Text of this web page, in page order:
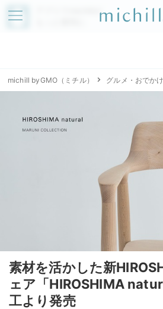
アプリでmichillが
michill byGMO（ミチル） グルメ・おでかけ
素材を活かした新
ェア「HIROSHIMA
工より発売